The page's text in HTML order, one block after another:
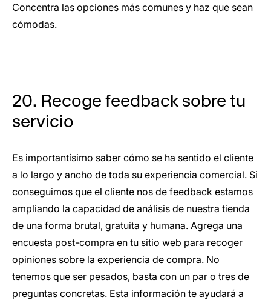
Concentra las opciones más comunes y haz que sean
cómodas.
20. Recoge feedback sobre tu
servicio
Es importantísimo saber cómo se ha sentido el cliente
a lo largo y ancho de toda su experiencia comercial. Si
conseguimos que el cliente nos de feedback estamos
ampliando la capacidad de análisis de nuestra tienda
de una forma brutal, gratuita y humana. Agrega una
encuesta post-compra en tu sitio web para recoger
opiniones sobre la experiencia de compra. No
tenemos que ser pesados, basta con un par o tres de
preguntas concretas. Esta información te ayudará a